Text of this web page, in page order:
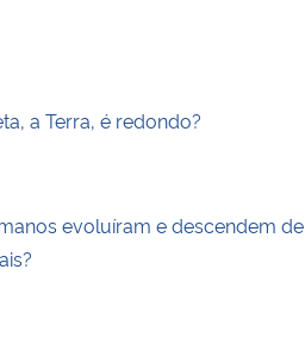
a Terra, é redondo?
evoluíram e descendem de